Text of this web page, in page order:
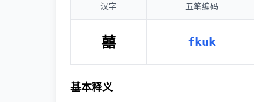
汉字 五笔编码
囍 fkuk
基本释义